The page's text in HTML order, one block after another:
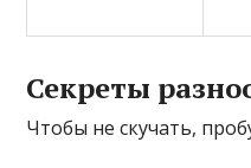
Секреты
Чтобы не скучать,